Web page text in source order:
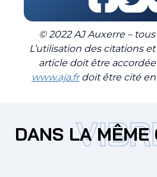
© 2022 AJ Auxerre –
L’utilisation des citations
article doit être
www.aja.frdoit être cité
DANS LA MÊME